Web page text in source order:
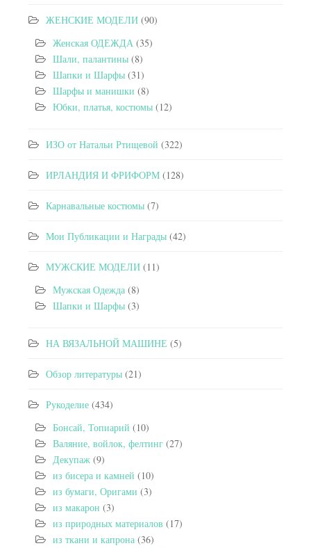
ЖЕНСКИЕ МОДЕЛИ (90)
Женская ОДЕЖДА (35)
Шали, палантины (8)
Шапки и Шарфы (31)
Шарфы и манишки (8)
Юбки, платья, костюмы (12)
ИЗО от Натальи Ртищевой (322)
ИРЛАНДИЯ И ФРИФОРМ (128)
Карнавальные костюмы (7)
Мои Публикации и Награды (42)
МУЖСКИЕ МОДЕЛИ (11)
Мужская Одежда (8)
Шапки и Шарфы (3)
НА ВЯЗАЛЬНОЙ МАШИНЕ (5)
Обзор литературы (21)
Рукоделие (434)
Бонсай, Топиарий (10)
Валяние, войлок, фелтинг (27)
Декупаж (9)
из бисера и камней (10)
из бумаги, Оригами (3)
из макарон (3)
из природных материалов (17)
из ткани и капрона (36)